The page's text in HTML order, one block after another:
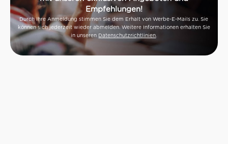
Empfehlungen!
Durch Ihre Anmeldung stimmen Sie dem Erhalt von Werbe-E-Mails zu. Sie
können sich jederzeit wieder abmelden. Weitere Informationen erhalten Sie
in unseren Datenschutzrichtlinien